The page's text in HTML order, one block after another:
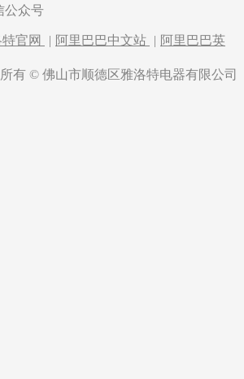
公众号
官网 | 阿里巴巴中文站 | 阿里巴巴英
有 © 佛山市顺德区雅洛特电器有限公司